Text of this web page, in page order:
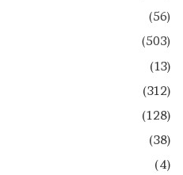
(56)
(503)
(13)
(312)
(128)
(38)
(4)